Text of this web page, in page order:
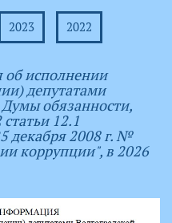
2023 2022
исполнении
депутатами
Думы обязанности,
12.1
декабря 2008 г. №
коррупции", в 2026